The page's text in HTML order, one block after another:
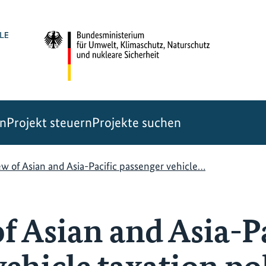
Projekt steuernProjekte suchen
of Asian and Asia-Pacific passenger vehicle…
Asian and Asia-